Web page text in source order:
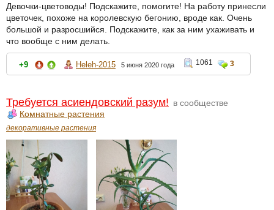
Девочки-цветоводы! Подскажите, помогите! На работу принесли
цветочек, похоже на королевскую бегонию, вроде как. Очень
большой и разросшийся. Подскажите, как за ним ухаживать и
что вообще с ним делать.
+9 Heleh-2015 5 июня 2020 года 1061 3
Требуется асиендовский разум! в сообществе
Комнатные растения
декоративные растения